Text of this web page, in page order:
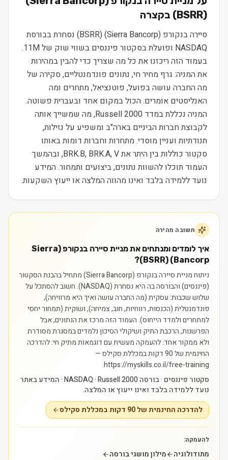
(
BSRR) בקצרה
סיירה בנקורפ (Sierra Bancorp) (BSRR) נסחרת בבורסת
NASDAQ ופועלת בסקטור פיננסים בשווי שוק של 11M.
בעמוד הזה ריכזנו את כל מה שצריך כדי להבין במהירות
את המניה: גרף מחיר חי, נתונים פונדמנטליים, סקירה של
מה החברה עושה בפועל, פוטנציאל, מתחרים ומה
האנליסטים אומרים. הכול במקום אחד ובעברית פשוטה.
המניה נכללת במדד Russell 2000, מה שמשייך אותה
לקבוצת חברות הביניים בארה"ב ומשפיע על נזילות,
תנודתיות ועניין מוסדי. מתחרות וחברות דומות באותו
סקטור כוללות בין היתר את BRK.B, BRK.A, V, ובהמשך
העמוד תוכלו להשוות נתונים, ביצועים ותמחור. המידע
נועד ללמידה בלבד ואינו מהווה המלצה או ייעוץ השקעות.
תשובה מהירה
איך לומדים ומנתחים את מניית סיירה בנקורפ (Sierra
Bancorp) (BSRR)?
ניתוח מניית סיירה בנקורפ (Sierra Bancorp) מתחיל בהבנת הסקטור
(פיננסים) והבורסה בה היא נסחרת (NASDAQ). חשוב להסתכל על
שלוש שכבות: עסקית (מה החברה עושה ואיך היא מרוויחה),
פונדמנטלית (הכנסות, רווחיות, חוב, צמיחה), ושוקית (תמחור יחסי
למתחרים ולמדד הייחוס). העמוד הזה מרכז את הנתונים, אבל
הפרשנות, הרכבת התיק ושיקולי הסיכון נלמדים במסגרת מסודרת
ולא ממקור אחד.להעמקה מעשית עם דוגמאות מתיק חי: להדרכה
החינמית של 90 דקות במכללת סקילס —
https://myskills.co.il/free-training.
סקטור פיננסים · בורסה NASDAQ · Russell 2000 · המידע באתר
נועד ללמידה בלבד ואינו ייעוץ או המלצה.
להדרכה החינמית של 90 דקות במכללת סקילס
להעמקה:
מתודולוגיה מילון מושגי בורסה